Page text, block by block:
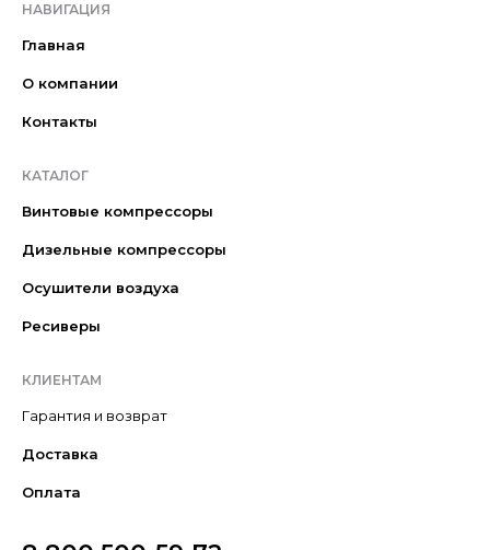
НАВИГАЦИЯ
Главная
О компании
Контакты
КАТАЛОГ
Винтовые компрессоры
Дизельные компрессоры
Осушители воздуха
Ресиверы
КЛИЕНТАМ
Гарантия и возврат
Доставка
Оплата